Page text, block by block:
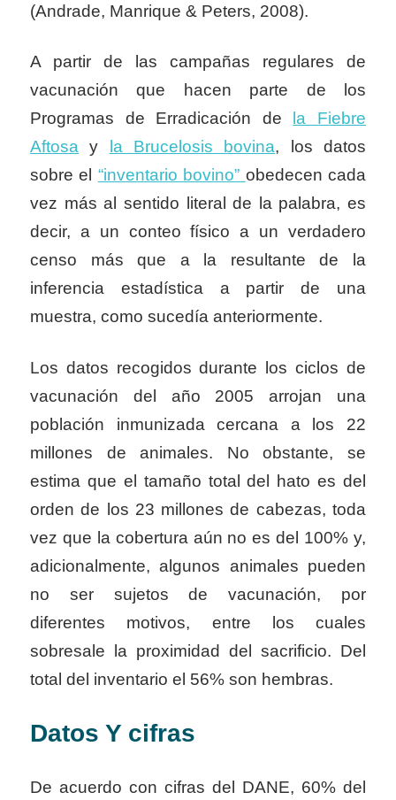
(Andrade, Manrique & Peters, 2008).
A partir de las campañas regulares de
vacunación que hacen parte de los
Programas de Erradicación de
la Fiebre
Aftosa y la Brucelosis bovina, los datos
sobre el “inventario bovino” obedecen cada
vez más al sentido literal de la palabra, es
decir, a un conteo físico a un verdadero
censo más que a la resultante de la
inferencia estadística a partir de una
muestra, como sucedía anteriormente.
Los datos recogidos durante los ciclos de
vacunación del año 2005 arrojan una
población inmunizada cercana a los 22
millones de animales. No obstante, se
estima que el tamaño total del hato es del
orden de los 23 millones de cabezas, toda
vez que la cobertura aún no es del 100% y,
adicionalmente, algunos animales pueden
no ser sujetos de vacunación, por
diferentes motivos, entre los cuales
sobresale la proximidad del sacrificio. Del
total del inventario el 56% son hembras.
Datos Y cifras
De acuerdo con cifras del DANE, 60% del